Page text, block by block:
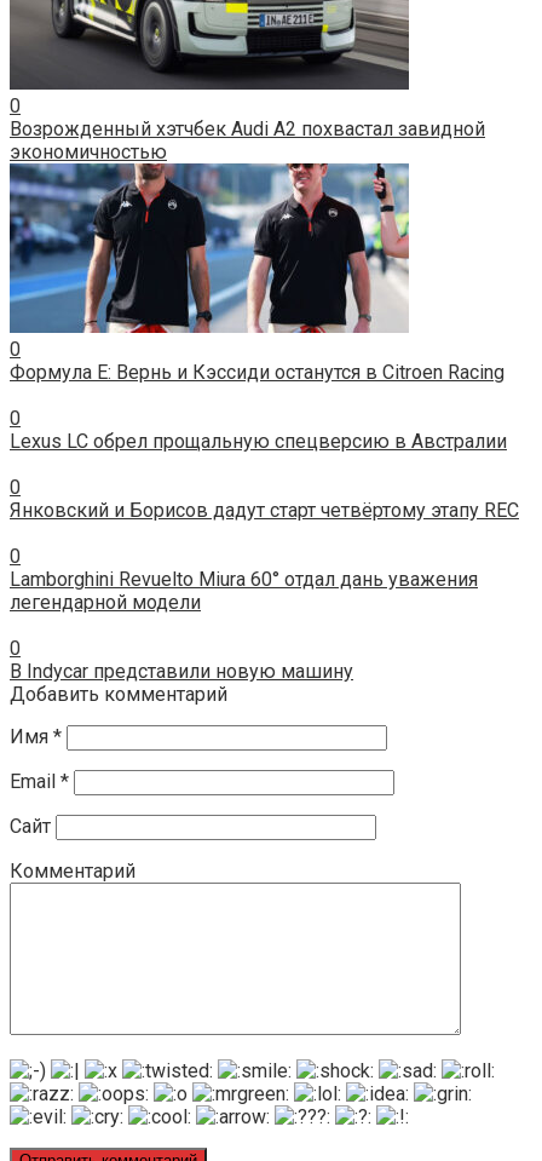
0
Возрожденный хэтчбек Audi A2 похвастал завидной
экономичностью
0
Формула Е: Вернь и Кэссиди останутся в Citroen Racing
0
Lexus LC обрел прощальную спецверсию в Австралии
0
Янковский и Борисов дадут старт четвёртому этапу REC
0
Lamborghini Revuelto Miura 60° отдал дань уважения
легендарной модели
0
В Indycar представили новую машину
Добавить комментарий
Имя *
Email *
Сайт
Комментарий